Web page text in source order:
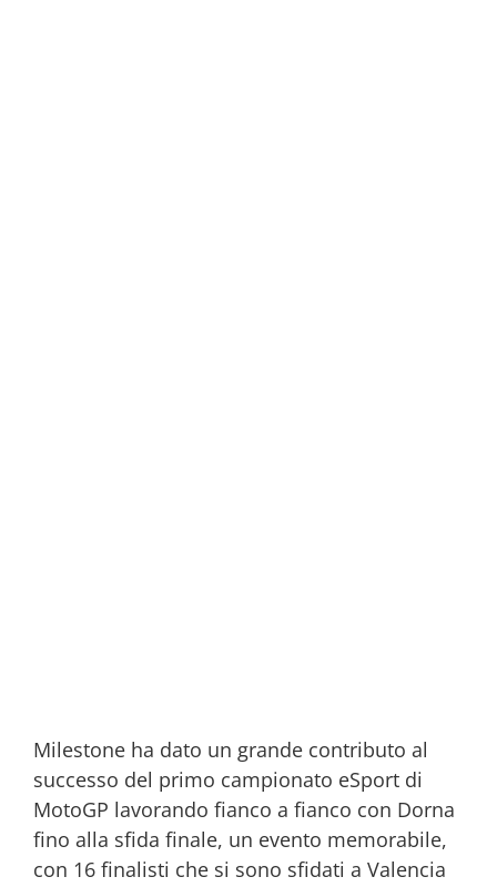
Milestone ha dato un grande contributo al
successo del primo campionato eSport di
MotoGP lavorando fianco a fianco con Dorna
fino alla sfida finale, un evento memorabile,
con 16 finalisti che si sono sfidati a Valencia